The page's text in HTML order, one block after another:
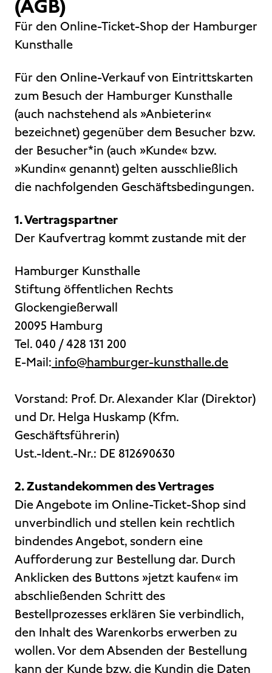
(AGB)
Für den Online-Ticket-Shop der Hamburger
Kunsthalle
Für den Online-Verkauf von Eintrittskarten
zum Besuch der Hamburger Kunsthalle
(auch nachstehend als »Anbieterin«
bezeichnet) gegenüber dem Besucher bzw.
der Besucher*in (auch »Kunde« bzw.
»Kundin« genannt) gelten ausschließlich
die nachfolgenden Geschäftsbedingungen.
1. Vertragspartner
Der Kaufvertrag kommt zustande mit der
Hamburger Kunsthalle
Stiftung öffentlichen Rechts
Glockengießerwall
20095 Hamburg
Tel. 040 / 428 131 200
E-Mail: info@hamburger-kunsthalle.de
Vorstand: Prof. Dr. Alexander Klar (Direktor)
und Dr. Helga Huskamp (Kfm.
Geschäftsführerin)
Ust.-Ident.-Nr.: DE 812690630
2. Zustandekommen des Vertrages
Die Angebote im Online-Ticket-Shop sind
unverbindlich und stellen kein rechtlich
bindendes Angebot, sondern eine
Aufforderung zur Bestellung dar. Durch
Anklicken des Buttons »jetzt kaufen« im
abschließenden Schritt des
Bestellprozesses erklären Sie verbindlich,
den Inhalt des Warenkorbs erwerben zu
wollen. Vor dem Absenden der Bestellung
kann der Kunde bzw. die Kundin die Daten